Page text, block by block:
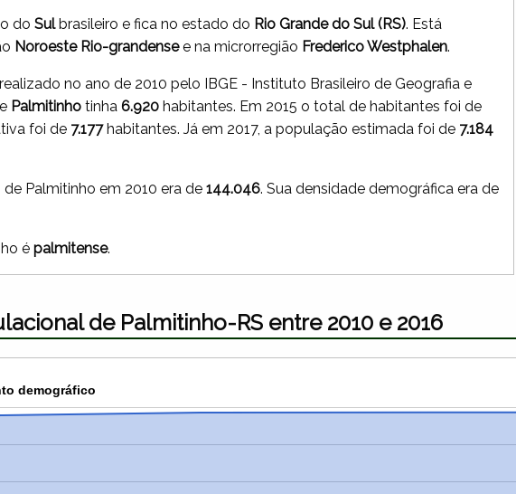
do Sulbrasileiro e fica no estado do Rio Grande do Sul (RS). Está
Noroeste Rio-grandensee na microrregião Frederico Westphalen.
no ano de 2010 pelo IBGE - Instituto Brasileiro de Geografia e
Palmitinho tinha 6.920 habitantes. Em 2015 o total de habitantes foi de
foi de 7.177habitantes. Já em 2017, a população estimada foi de 7.184
Palmitinho em 2010 era de 144.046. Sua densidade demográfica era de
é palmitense.
de Palmitinho-RS entre 2010 e 2016
demográfico